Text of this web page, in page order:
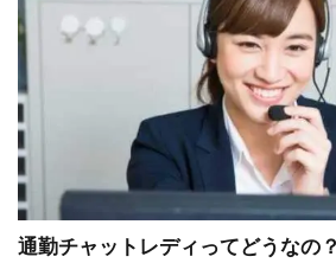
通勤チャットレディってどうなの